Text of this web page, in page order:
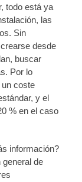
todo está ya
las
Sin
desde
buscar
Por lo
coste
y el
% en el caso
información?
general de